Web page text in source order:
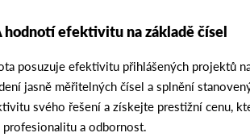
hodnotí efektivitu na základě čísel
posuzuje efektivitu přihlášených projektů
jasně měřitelných čísel a splnění
svého řešení a získejte prestižní cenu,
profesionalitu a odbornost.